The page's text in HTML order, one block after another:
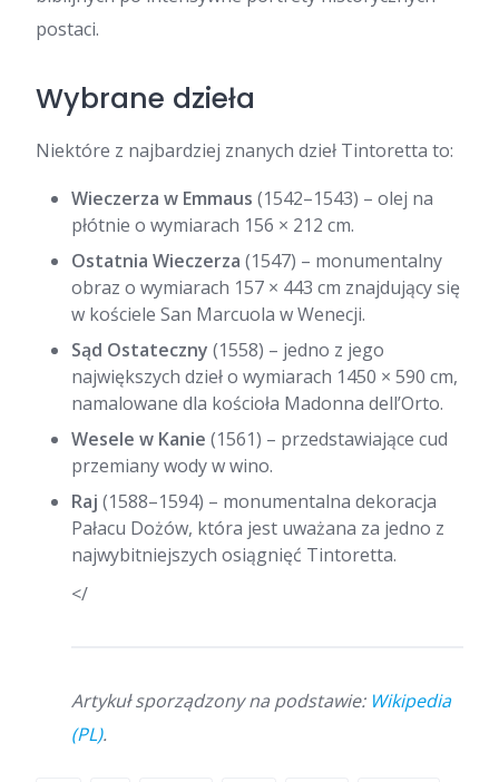
postaci.
Wybrane dzieła
Niektóre z najbardziej znanych dzieł Tintoretta to:
Wieczerza w Emmaus (1542–1543) – olej na
płótnie o wymiarach 156 × 212 cm.
Ostatnia Wieczerza (1547) – monumentalny
obraz o wymiarach 157 × 443 cm znajdujący się
w kościele San Marcuola w Wenecji.
Sąd Ostateczny (1558) – jedno z jego
największych dzieł o wymiarach 1450 × 590 cm,
namalowane dla kościoła Madonna dell’Orto.
Wesele w Kanie (1561) – przedstawiające cud
przemiany wody w wino.
Raj (1588–1594) – monumentalna dekoracja
Pałacu Dożów, która jest uważana za jedno z
najwybitniejszych osiągnięć Tintoretta.
</
Artykuł sporządzony na podstawie: Wikipedia
(PL).